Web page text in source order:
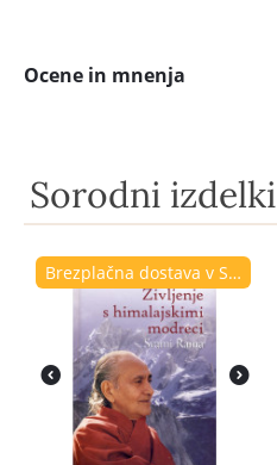
Ocene in mnenja
Sorodni izdelki
Brezplačna dostava v Sloveniji